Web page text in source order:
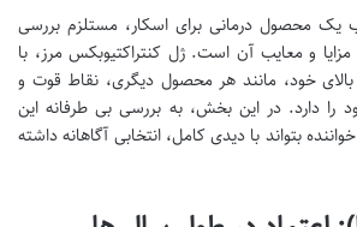
یک محصول درمانی برای اسکار، مستلزم بررسی
و معایب آن است. ژل کنتراکتیوبکس مرز، با
خود، مانند هر محصول دیگری، نقاط قوت و
دارد. در این بخش، به بررسی بی طرفانه این
بتواند با دیدی کامل، انتخابی آگاهانه داشته